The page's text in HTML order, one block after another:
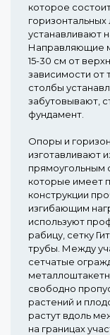
которое
устанавливают
Направляющие
15-30 см от
зависимости от
столбы
забутовывают,
фундамент.
Опоры и
изготавливают
прямоугольным
которые имеет
конструкции
изгибающим
используют
рабицу, сетку
трубы. Между
сетчатые
свободно
растений и
растут вдоль
на границах